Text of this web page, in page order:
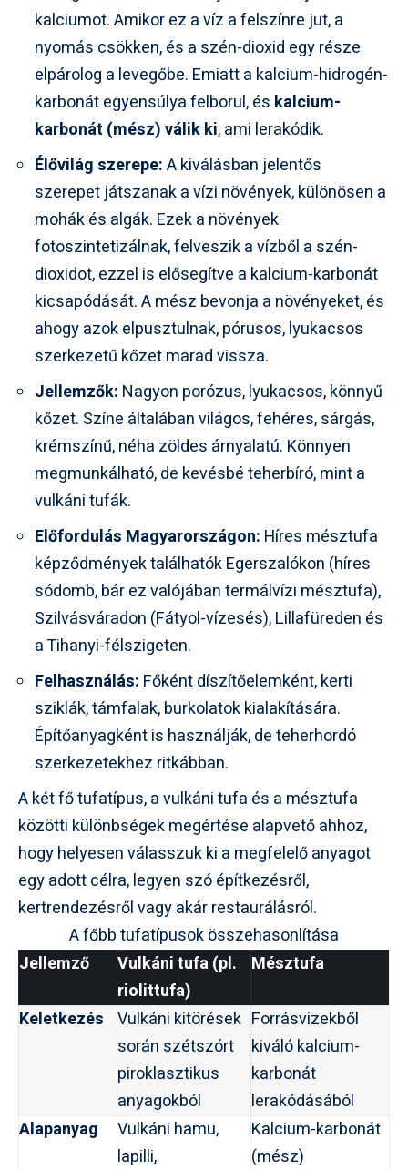
kalciumot. Amikor ez a víz a felszínre jut, a
nyomás csökken, és a szén-dioxid egy része
elpárolog a levegőbe. Emiatt a kalcium-hidrogén-
karbonát egyensúlya felborul, és kalcium-
karbonát (mész) válik ki, ami lerakódik.
Élővilág szerepe:A kiválásban jelentős
szerepet játszanak a vízi növények, különösen a
mohák és algák. Ezek a növények
fotoszintetizálnak, felveszik a vízből a szén-
dioxidot, ezzel is elősegítve a kalcium-karbonát
kicsapódását. A mész bevonja a növényeket, és
ahogy azok elpusztulnak, pórusos, lyukacsos
szerkezetű kőzet marad vissza.
Jellemzők: Nagyon porózus, lyukacsos, könnyű
kőzet. Színe általában világos, fehéres, sárgás,
krémszínű, néha zöldes árnyalatú. Könnyen
megmunkálható, de kevésbé teherbíró, mint a
vulkáni tufák.
Előfordulás Magyarországon: Híres mésztufa
képződmények találhatókEgerszalókon (híres
sódomb, bár ez valójában termálvízi mésztufa),
Szilvásváradon (Fátyol-vízesés), Lillafüreden és
a Tihanyi-félszigeten.
Felhasználás: Főként díszítőelemként, kerti
sziklák, támfalak, burkolatok kialakítására.
Építőanyagként is használják, de teherhordó
szerkezetekhez ritkábban.
A két fő tufatípus, a vulkáni tufa és a mésztufa
közötti különbségek megértése alapvető ahhoz,
hogy helyesen válasszuk ki a megfelelő anyagot
egy adott célra, legyen szó építkezésről,
kertrendezésről vagy akár restaurálásról.
A főbb tufatípusok összehasonlítása
Jellemző
Vulkáni tufa (pl.
riolittufa)
Mésztufa
Keletkezés Vulkáni kitörések
során szétszórt
piroklasztikus
anyagokból
Forrásvizekből
kiváló kalcium-
karbonát
lerakódásából
Alapanyag
Vulkáni hamu,
lapilli,
Kalcium-karbonát
(mész)